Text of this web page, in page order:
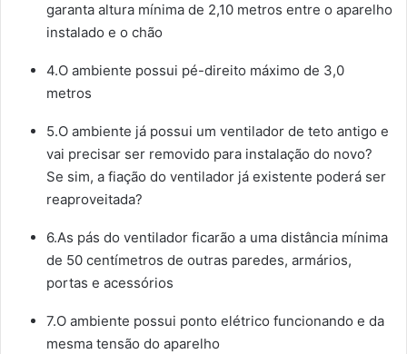
garanta altura mínima de 2,10 metros entre o aparelho
instalado e o chão
4.O ambiente possui pé-direito máximo de 3,0
metros
5.O ambiente já possui um ventilador de teto antigo e
vai precisar ser removido para instalação do novo?
Se sim, a fiação do ventilador já existente poderá ser
reaproveitada?
6.As pás do ventilador ficarão a uma distância mínima
de 50 centímetros de outras paredes, armários,
portas e acessórios
7.O ambiente possui ponto elétrico funcionando e da
mesma tensão do aparelho